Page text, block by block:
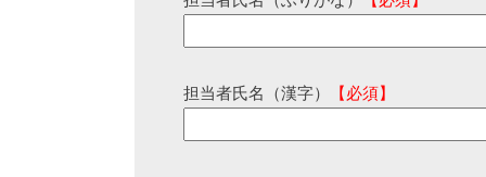
担当者氏名（漢字） 【必須】